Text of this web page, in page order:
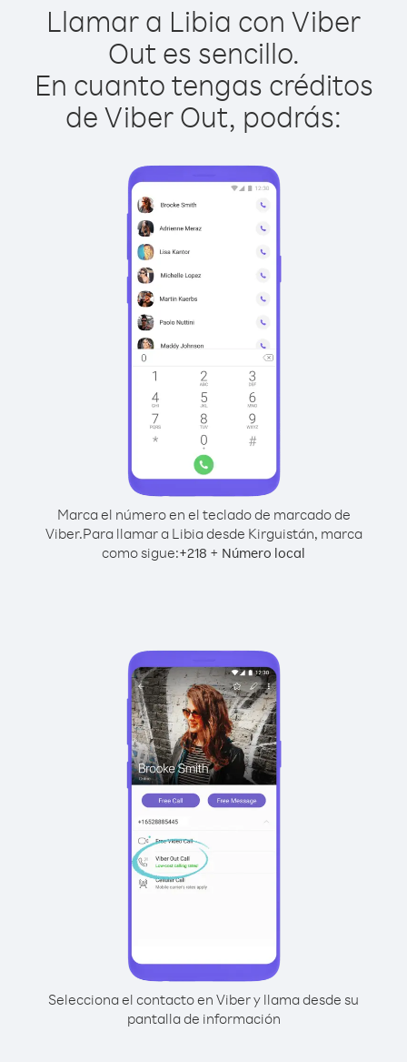
Llamar a Libia con Viber
Out es sencillo.
En cuanto tengas créditos
de Viber Out, podrás:
Marca el número en el teclado de marcado de
Viber.Para llamar a Libia desde Kirguistán, marca
como sigue:+218 + Número local
Selecciona el contacto en Viber y llama desde su
pantalla de información